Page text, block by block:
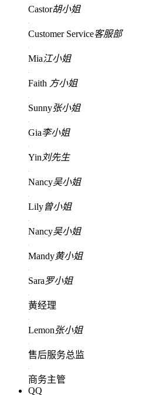
Castor胡小姐
Customer Service客服部
Mia江小姐
Faith 方小姐
Sunny张小姐
Gia李小姐
Yin 刘先生
Nancy吴小姐
Lily曾小姐
Nancy吴小姐
Mandy黄小姐
Sara罗小姐
黄经理
Lemon张小姐
售后服务总监
商务主管
QQ